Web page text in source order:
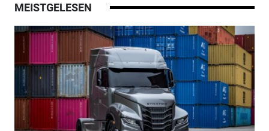
MEISTGELESEN